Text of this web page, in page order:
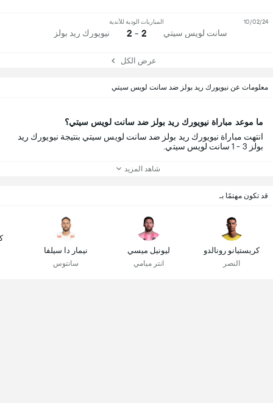
سانت لويس سيتي
المباريات الودية للأندية
2 - 2 نيويورك ريد بولز
10/02/24
عرض الكل
معلومات عن نيويورك ريد بولز ضد سانت لويس سيتي
ما موعد مباراة نيويورك ريد بولز ضد سانت لويس سيتي؟
انتهت مباراة نيويورك ريد بولز ضد سانت لويس سيتي بنتيجة نيويورك ريد
بولز 3 - 1 سانت لويس سيتي.
شاهد المزيد
قد تكون مهتمًا بـ
كريستيانو رونالدو
النصر
ليونيل ميسي
انتر ميامي
نيمار دا سيلفا
سانتوس